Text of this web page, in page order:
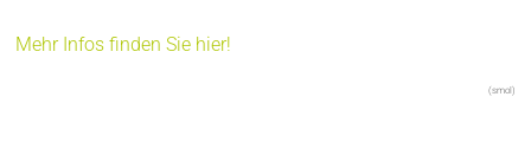
Mehr Infos finden Sie hier!
(smol)